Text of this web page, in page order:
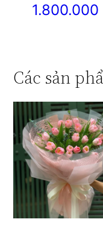
1.800.000
Các sản